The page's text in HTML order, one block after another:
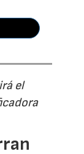
el